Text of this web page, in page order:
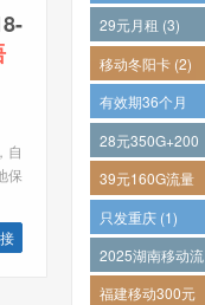
自
保
29元月租 (3)
移动冬阳卡 (2)
有效期36个月
(2)
28元350G+200
分钟 (1)
39元160G流量
卡 (1)
只发重庆 (1)
2025湖南移动流
量卡哪个好 (1)
福建移动300元